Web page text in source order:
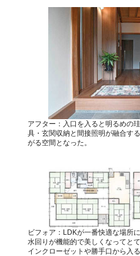
アフター：入口を入ると明るめの
具・玄関収納と間接照明が融合す
がる空間となった。
ビフォア：LDKが一番快適な場所
水回りが機能的で美しくなってと
インクローゼットや勝手口から入